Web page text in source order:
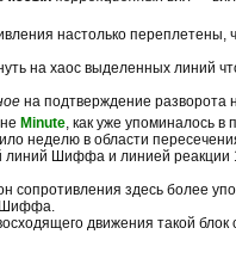
настолько
на хаос выделенных линий
на подтверждение разворота
Minute , как уже упоминалось
неделю в области
линий Шиффа и линией
сопротивления здесь более
Шиффа.
движения такой блок